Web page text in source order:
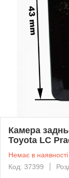
Камера
Toyota LC
Немає в наявності
Код: 37399